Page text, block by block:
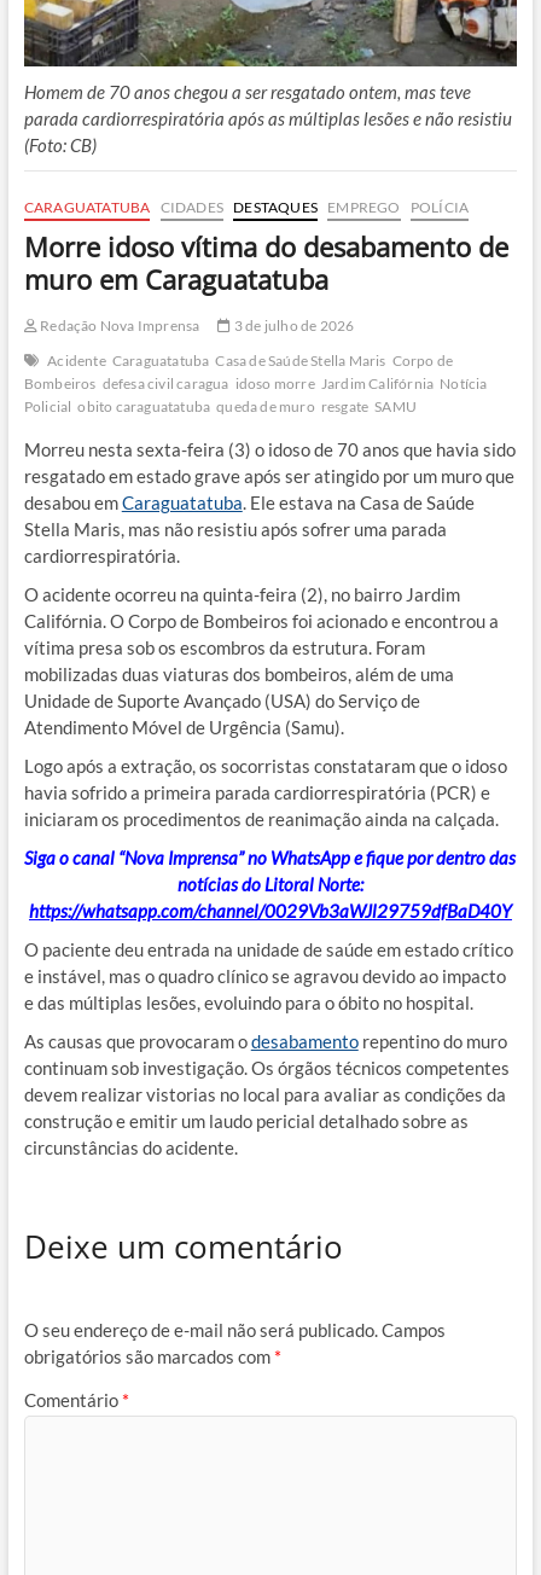
Homem de 70 anos chegou a ser resgatado ontem, mas teve
parada cardiorrespiratória após as múltiplas lesões e não resistiu
(Foto: CB)
CARAGUATATUBA CIDADES DESTAQUES EMPREGO POLÍCIA
Morre idoso vítima do desabamento de
muro em Caraguatatuba
Redação Nova Imprensa
3 de julho de 2026
Acidente Caraguatatuba Casa de Saúde Stella Maris Corpo de
Bombeiros defesa civil caragua idoso morre Jardim Califórnia Notícia
Policial obito caraguatatuba queda de muro resgate SAMU
Morreu nesta sexta-feira (3) o idoso de 70 anos que havia sido
resgatado em estado grave após ser atingido por um muro que
desabou emCaraguatatuba. Ele estava na Casa de Saúde
Stella Maris, mas não resistiu após sofrer uma parada
cardiorrespiratória.
O acidente ocorreu na quinta-feira (2), no bairro Jardim
Califórnia. O Corpo de Bombeiros foi acionado e encontrou a
vítima presa sob os escombros da estrutura. Foram
mobilizadas duas viaturas dos bombeiros, além de uma
Unidade de Suporte Avançado (USA) do Serviço de
Atendimento Móvel de Urgência (Samu).
Logo após a extração, os socorristas constataram que o idoso
havia sofrido a primeira parada cardiorrespiratória (PCR) e
iniciaram os procedimentos de reanimação ainda na calçada.
Siga o canal “Nova Imprensa” no WhatsApp e fique por dentro das
notícias do Litoral Norte:
https://whatsapp.com/channel/0029Vb3aWJl29759dfBaD40Y
O paciente deu entrada na unidade de saúde em estado crítico
e instável, mas o quadro clínico se agravou devido ao impacto
e das múltiplas lesões, evoluindo para o óbito no hospital.
As causas que provocaram odesabamentorepentino do muro
continuam sob investigação. Os órgãos técnicos competentes
devem realizar vistorias no local para avaliar as condições da
construção e emitir um laudo pericial detalhado sobre as
circunstâncias do acidente.
Deixe um comentário
O seu endereço de e-mail não será publicado.Campos
obrigatórios são marcados com *
Comentário *